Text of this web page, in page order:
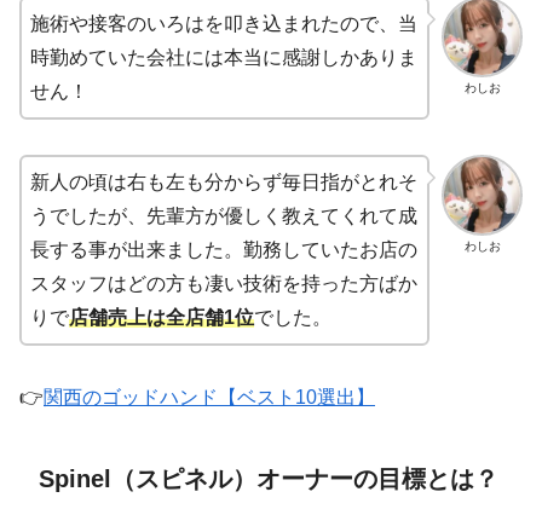
わしお
施術や接客のいろはを叩き込まれたので、当
時勤めていた会社には本当に感謝しかありま
せん！
わしお
新人の頃は右も左も分からず毎日指がとれそ
うでしたが、先輩方が優しく教えてくれて成
長する事が出来ました。勤務していたお店の
スタッフはどの方も凄い技術を持った方ばか
りで店舗売上は全店舗1位でした。
👉関西のゴッドハンド【ベスト10選出】
Spinel（スピネル）オーナーの目標とは？